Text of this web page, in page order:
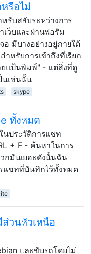
รือไม่
รับสลับระหว่างการ
ว็บและผ่านฟอรัม
อ มีบางอย่างอยู่ภายใต้
ำหรับการเข้าถึงที่เรียก
ยแป้นพิมพ์" - แต่สิ่งที่ดู
นเช่นนั้น
skype
ทั้งหมด
นประวัติการแชท
+ F - ค้นหาในการ
กมันเยอะดังนั้นฉัน
แชทที่บันทึกไว้ทั้งหมด
วนหัวเหนือ
และขับรถโดยไม่